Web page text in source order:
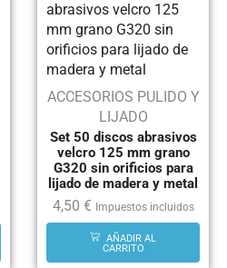
ACCESORIOS PULIDO Y
LIJADO
Set 50 discos abrasivos
velcro 125 mm grano
G320 sin orificios para
lijado de madera y metal
4,50 € Impuestos incluidos
AÑADIR AL
CARRITO